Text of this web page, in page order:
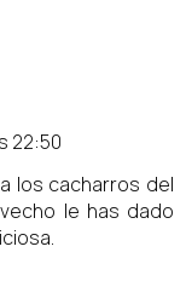
22:50
los cacharros del
le has dado